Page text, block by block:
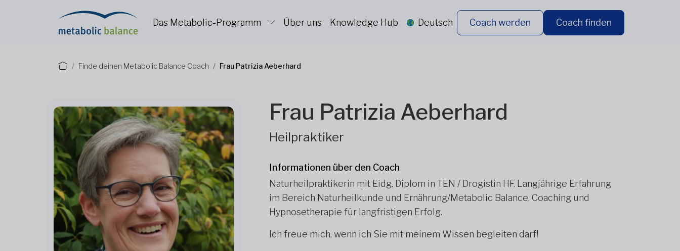
Das Metabolic-Programm Über uns Knowledge Hub Deutsch Coach werden Coach finden
Finde deinen Metabolic Balance Coach Frau Patrizia Aeberhard
Frau Patrizia Aeberhard
Heilpraktiker
Informationen über den Coach
Naturheilpraktikerin mit Eidg. Diplom in TEN / Drogistin HF. Langjährige Erfahrung
im Bereich Naturheilkunde und Ernährung/Metabolic Balance. Coaching und
Hypnosetherapie für langfristigen Erfolg.
Ich freue mich, wenn ich Sie mit meinem Wissen begleiten darf!